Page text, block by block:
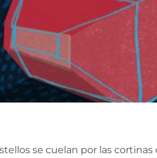
se cuelan por las